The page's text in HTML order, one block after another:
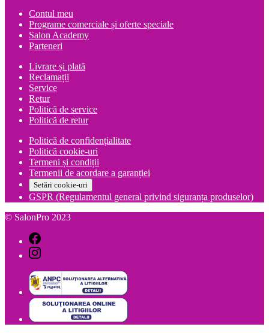
Contul meu
Programe comerciale și oferte speciale
Salon Academy
Parteneri
Livrare și plată
Reclamații
Service
Retur
Politică de service
Politică de retur
Politică de confidențialitate
Politică cookie-uri
Termeni și condiții
Termenii de acordare a garanției
Setări cookie-uri
GSPR (Regulamentul general privind siguranța produselor)
© SalonPro 2023